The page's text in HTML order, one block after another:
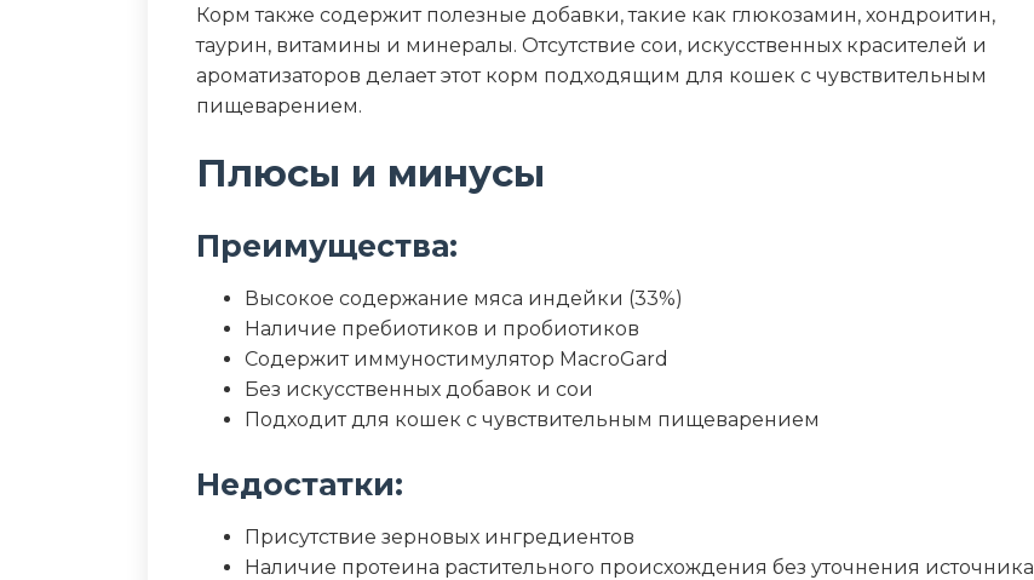
Корм также содержит полезные добавки, такие как глюкозамин, хондроитин,
таурин, витамины и минералы. Отсутствие сои, искусственных красителей и
ароматизаторов делает этот корм подходящим для кошек с чувствительным
пищеварением.
Плюсы и минусы
Преимущества:
Высокое содержание мяса индейки (33%)
Наличие пребиотиков и пробиотиков
Содержит иммуностимулятор MacroGard
Без искусственных добавок и сои
Подходит для кошек с чувствительным пищеварением
Недостатки:
Присутствие зерновых ингредиентов
Наличие протеина растительного происхождения без уточнения источника